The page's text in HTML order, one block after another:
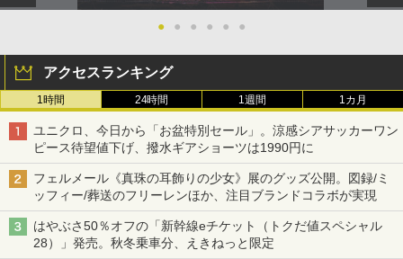
● ● ● ● ● ●
アクセスランキング
1時間 24時間 1週間 1カ月
ユニクロ、今日から「お盆特別セール」。涼感シアサッカーワン
ピース待望値下げ、撥水ギアショーツは1990円に
フェルメール《真珠の耳飾りの少女》展のグッズ公開。図録/ミ
ッフィー/葬送のフリーレンほか、注目ブランドコラボが実現
はやぶさ50％オフの「新幹線eチケット（トクだ値スペシャル
28）」発売。秋冬乗車分、えきねっと限定